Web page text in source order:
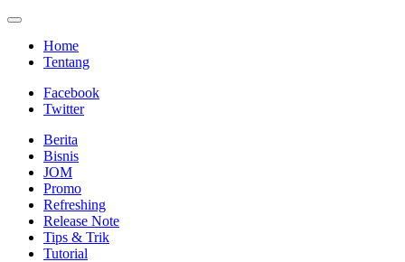
Home
Tentang
Facebook
Twitter
Berita
Bisnis
JOM
Promo
Refreshing
Release Note
Tips & Trik
Tutorial